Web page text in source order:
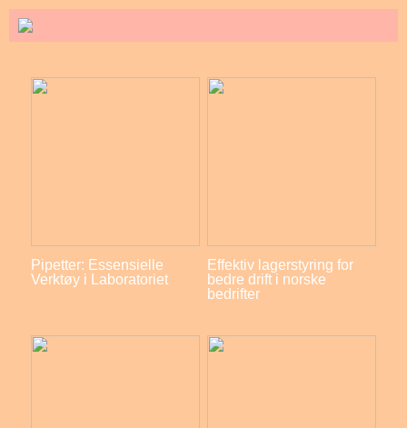
Pipetter: Essensielle
Verktøy i Laboratoriet
Effektiv lagerstyring for
bedre drift i norske
bedrifter